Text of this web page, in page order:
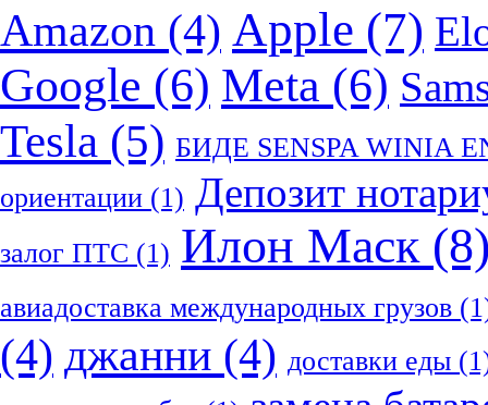
Amazon (4) Apple (7)
Google (6) Meta (6)
Tesla (5) БИДЕ SENSPA WINIA
ориентации (1) Депозит
залог ПТС (1) Илон Маск
авиадоставка международных грузов
(4) джанни (4) доставки еды